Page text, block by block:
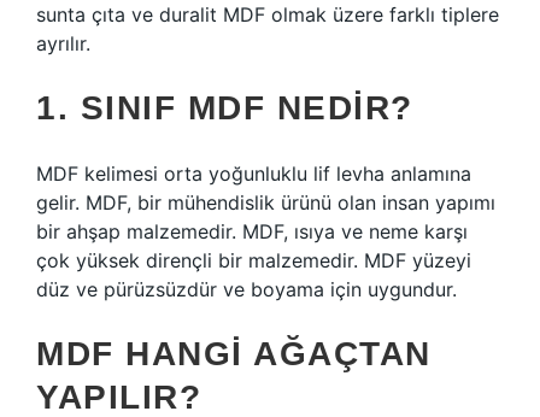
sunta çıta ve duralit MDF olmak üzere farklı tiplere
ayrılır.
1. SINIF MDF NEDIR?
MDF kelimesi orta yoğunluklu lif levha anlamına
gelir. MDF, bir mühendislik ürünü olan insan yapımı
bir ahşap malzemedir. MDF, ısıya ve neme karşı
çok yüksek dirençli bir malzemedir. MDF yüzeyi
düz ve pürüzsüzdür ve boyama için uygundur.
MDF HANGI AĞAÇTAN
YAPILIR?